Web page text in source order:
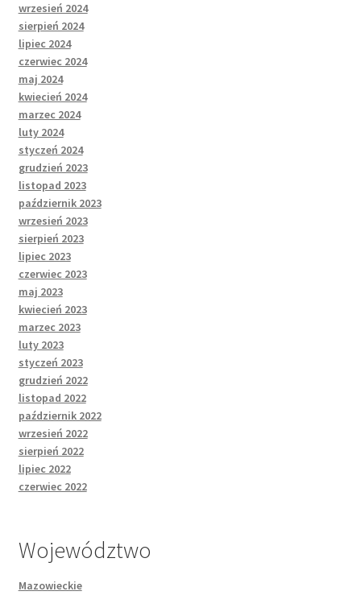
wrzesień 2024
sierpień 2024
lipiec 2024
czerwiec 2024
maj 2024
kwiecień 2024
marzec 2024
luty 2024
styczeń 2024
grudzień 2023
listopad 2023
październik 2023
wrzesień 2023
sierpień 2023
lipiec 2023
czerwiec 2023
maj 2023
kwiecień 2023
marzec 2023
luty 2023
styczeń 2023
grudzień 2022
listopad 2022
październik 2022
wrzesień 2022
sierpień 2022
lipiec 2022
czerwiec 2022
Województwo
Mazowieckie